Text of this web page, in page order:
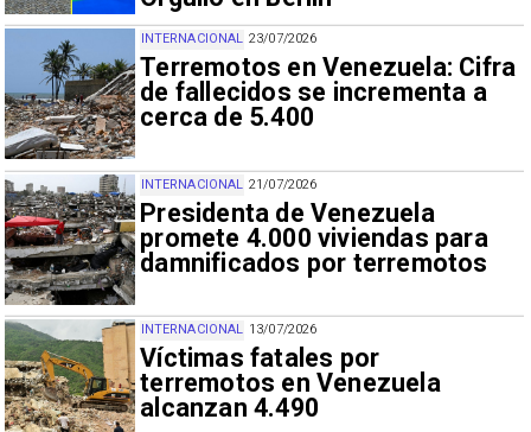
23/07/2026
Terremotos en Venezuela: Cifra
de fallecidos se incrementa a
cerca de 5.400
INTERNACIONAL
21/07/2026
Presidenta de Venezuela
promete 4.000 viviendas para
damnificados por terremotos
INTERNACIONAL
13/07/2026
Víctimas fatales por
terremotos en Venezuela
alcanzan 4.490
INTERNACIONAL